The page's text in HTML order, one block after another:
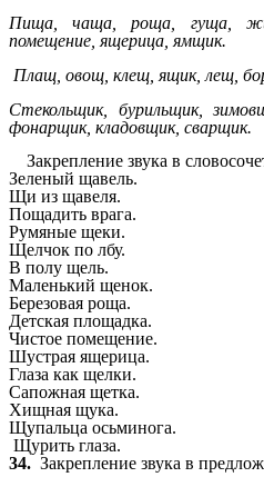
Пища, чаща, роща, гуща,
помещение, ящерица, ямщик.
Плащ, овощ, клещ, ящик, лещ,
Стекольщик, бурильщик,
фонарщик, кладовщик, сварщик.
Закрепление звука в
Зеленый щавель.
Щи из щавеля.
Пощадить врага.
Румяные щеки.
Щелчок по лбу.
В полу щель.
Маленький щенок.
Березовая роща.
Детская площадка.
Чистое помещение.
Шустрая ящерица.
Глаза как щелки.
Сапожная щетка.
Хищная щука.
Щупальца осьминога.
Щурить глаза.
34. Закрепление звука в